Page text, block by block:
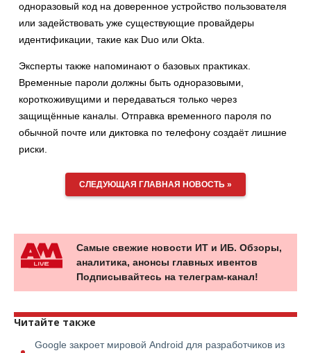
одноразовый код на доверенное устройство пользователя
или задействовать уже существующие провайдеры
идентификации, такие как Duo или Okta.
Эксперты также напоминают о базовых практиках.
Временные пароли должны быть одноразовыми,
короткоживущими и передаваться только через
защищённые каналы. Отправка временного пароля по
обычной почте или диктовка по телефону создаёт лишние
риски.
СЛЕДУЮЩАЯ ГЛАВНАЯ НОВОСТЬ »
Самые свежие новости ИТ и ИБ. Обзоры,
аналитика, анонсы главных ивентов
Подписывайтесь на телеграм-канал!
Читайте также
Google закроет мировой Android для разработчиков из